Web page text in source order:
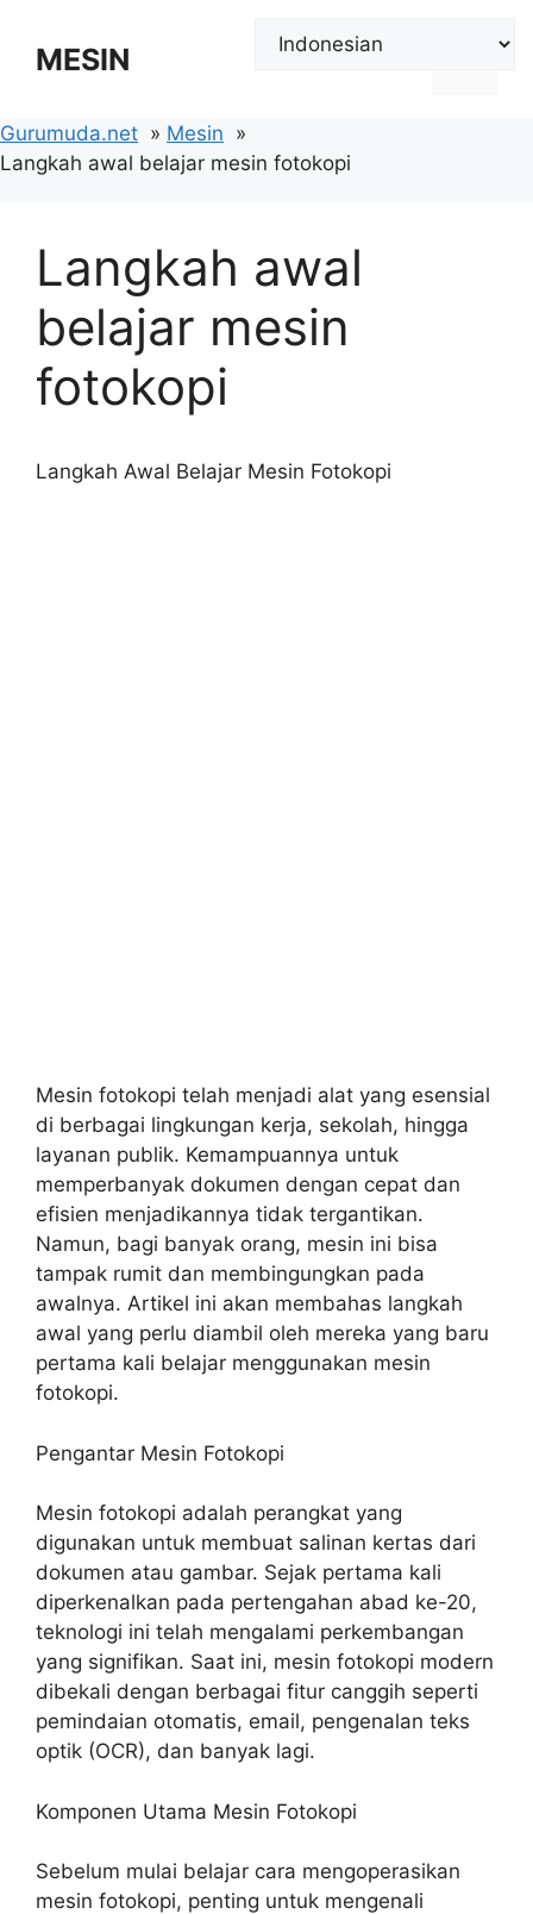
MESIN
Gurumuda.net
Mesin
Langkah awal belajar mesin fotokopi
Langkah awal
belajar mesin
fotokopi
Langkah Awal Belajar Mesin Fotokopi
Mesin fotokopi telah menjadi alat yang esensial
di berbagai lingkungan kerja, sekolah, hingga
layanan publik. Kemampuannya untuk
memperbanyak dokumen dengan cepat dan
efisien menjadikannya tidak tergantikan.
Namun, bagi banyak orang, mesin ini bisa
tampak rumit dan membingungkan pada
awalnya. Artikel ini akan membahas langkah
awal yang perlu diambil oleh mereka yang baru
pertama kali belajar menggunakan mesin
fotokopi.
Pengantar Mesin Fotokopi
Mesin fotokopi adalah perangkat yang
digunakan untuk membuat salinan kertas dari
dokumen atau gambar. Sejak pertama kali
diperkenalkan pada pertengahan abad ke-20,
teknologi ini telah mengalami perkembangan
yang signifikan. Saat ini, mesin fotokopi modern
dibekali dengan berbagai fitur canggih seperti
pemindaian otomatis, email, pengenalan teks
optik (OCR), dan banyak lagi.
Komponen Utama Mesin Fotokopi
Sebelum mulai belajar cara mengoperasikan
mesin fotokopi, penting untuk mengenali